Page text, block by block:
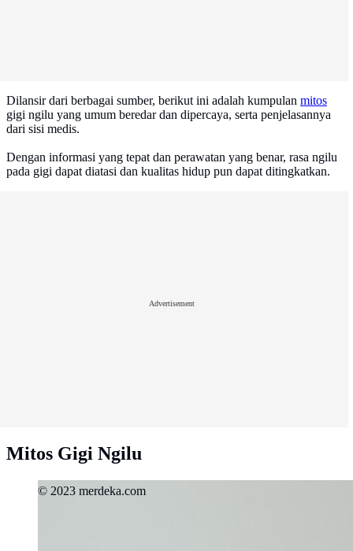
Dilansir dari berbagai sumber, berikut ini adalah kumpulan mitos
gigi ngilu yang umum beredar dan dipercaya, serta penjelasannya
dari sisi medis.
Dengan informasi yang tepat dan perawatan yang benar, rasa ngilu
pada gigi dapat diatasi dan kualitas hidup pun dapat ditingkatkan.
Advertisement
Mitos Gigi Ngilu
© 2023 merdeka.com